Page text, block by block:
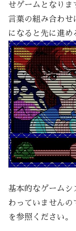
せゲームとなりま
言葉の組み合わせ
になると先に進め
基本的なゲームシ
わっていません
を参照ください。